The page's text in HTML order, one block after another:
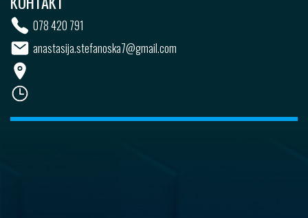
078 420 791
anastasija.stefanoska7@gmail.com